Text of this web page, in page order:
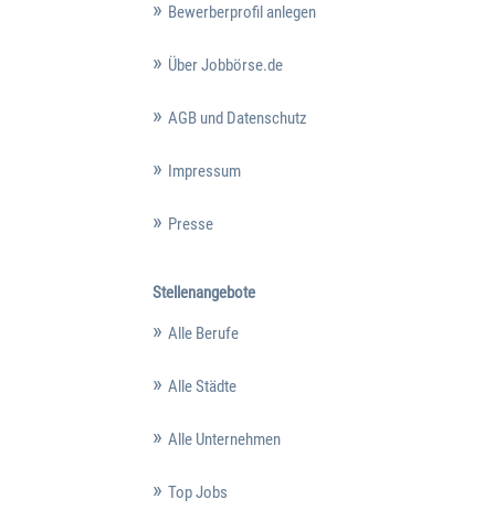
Bewerberprofil anlegen
Über Jobbörse.de
AGB und Datenschutz
Impressum
Presse
Stellenangebote
Alle Berufe
Alle Städte
Alle Unternehmen
Top Jobs